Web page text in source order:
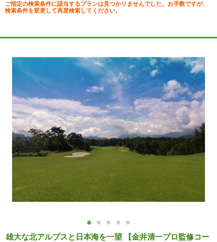
ご指定の検索条件に該当するプランは見つかりませんでした。お手数ですが、
検索条件を変更して再度検索してください。
雄大な北アルプスと日本海を一望 【金井清一プロ監修コー